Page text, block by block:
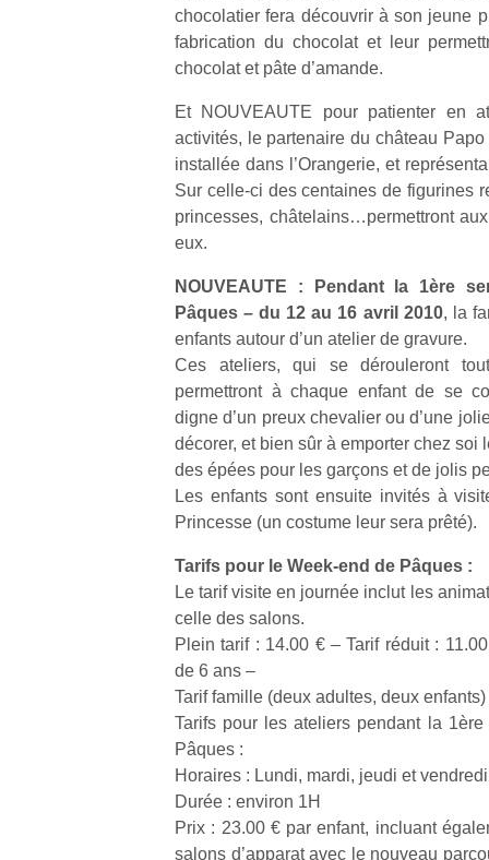
chocolatier fera découvrir à son jeune
fabrication du chocolat et leur
chocolat et pâte d’amande.
Et NOUVEAUTE pour patienter en
activités, le partenaire du château
installée dans l’Orangerie, et
Sur celle-ci des centaines de figurines
princesses, châtelains…permettront
eux.
NOUVEAUTE : Pendant la 1ère
Pâques – du 12 au 16 avril 2010, la
enfants autour d’un atelier de gravure.
Ces ateliers, qui se dérouleront
permettront à chaque enfant de se
digne d’un preux chevalier ou d’une
décorer, et bien sûr à emporter chez soi
des épées pour les garçons et de jolis
Les enfants sont ensuite invités à
Princesse (un costume leur sera prêté).
Tarifs pour le Week-end de Pâques :
Le tarif visite en journée inclut les
celle des salons.
Plein tarif : 14.00 € – Tarif réduit :
de 6 ans –
Tarif famille (deux adultes, deux
Tarifs pour les ateliers pendant la
Pâques :
Horaires : Lundi, mardi, jeudi et
Durée : environ 1H
Prix : 23.00 € par enfant, incluant
salons d’apparat avec le nouveau
…
NextGen,
une
nouvelle
mécanique
Beeper
débordent
souvent
d’énergie.
Varier les
Des
pour les
les petits !
Durant les
estivales
retour des
beaux